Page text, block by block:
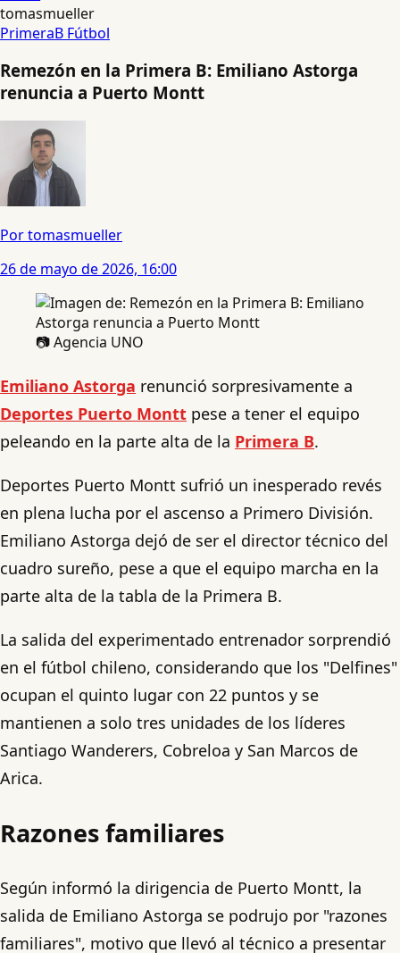
tomasmueller
PrimeraB Fútbol
Remezón en la Primera B: Emiliano Astorga
renuncia a Puerto Montt
Por tomasmueller
26 de mayo de 2026, 16:00
📷 Agencia UNO
Emiliano Astorga renunció sorpresivamente a
Deportes Puerto Montt pese a tener el equipo
peleando en la parte alta de la Primera B.
Deportes Puerto Montt sufrió un inesperado revés
en plena lucha por el ascenso a Primero División.
Emiliano Astorga dejó de ser el director técnico del
cuadro sureño, pese a que el equipo marcha en la
parte alta de la tabla de la Primera B.
La salida del experimentado entrenador sorprendió
en el fútbol chileno, considerando que los "Delfines"
ocupan el quinto lugar con 22 puntos y se
mantienen a solo tres unidades de los líderes
Santiago Wanderers, Cobreloa y San Marcos de
Arica.
Razones familiares
Según informó la dirigencia de Puerto Montt, la
salida de Emiliano Astorga se podrujo por "razones
familiares", motivo que llevó al técnico a presentar